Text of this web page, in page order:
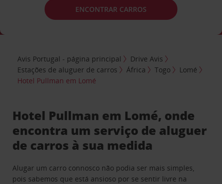
ENCONTRAR CARROS
Avis Portugal - página principal
Drive Avis
Estações de aluguer de carros
África Togo
Lomé
Hotel Pullman em Lomé
Hotel Pullman em Lomé, onde
encontra um serviço de aluguer
de carros à sua medida
Alugar um carro connosco não podia ser mais simples,
pois sabemos que está ansioso por se sentir livre na